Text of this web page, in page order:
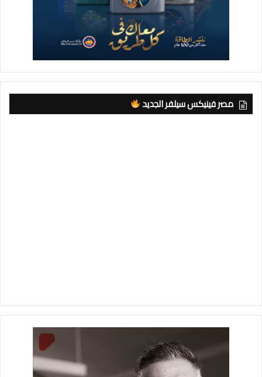
مصر فينيكس سيلفر الجديد